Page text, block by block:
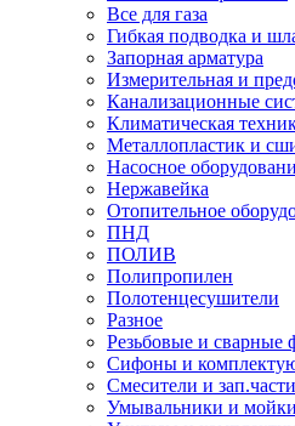
Все для газа
Гибкая подводка и
Запорная арматура
Измерительная и
Канализационные
Климатическая
Металлопластик и
Насосное
Нержавейка
Отопительное
ПНД
ПОЛИВ
Полипропилен
Полотенцесушители
Разное
Резьбовые и сварные
Сифоны и
Смесители и зап.части
Умывальники и мойки